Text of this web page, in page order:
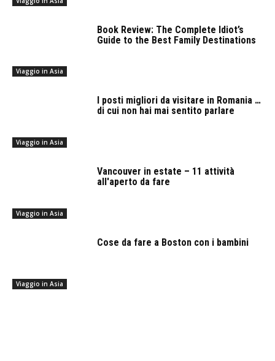
Viaggio in Asia
Book Review: The Complete Idiot’s
Guide to the Best Family Destinations
Viaggio in Asia
I posti migliori da visitare in Romania …
di cui non hai mai sentito parlare
Viaggio in Asia
Vancouver in estate – 11 attività
all'aperto da fare
Viaggio in Asia
Cose da fare a Boston con i bambini